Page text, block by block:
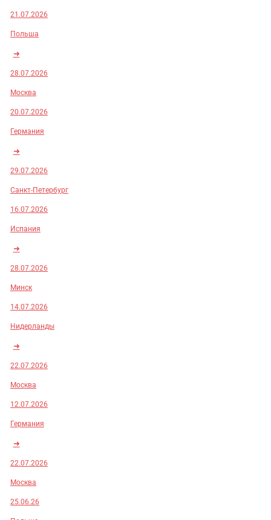
21.07.2026
Польша
➜
28.07.2026
Москва
20.07.2026
Германия
➜
29.07.2026
Санкт-Петербург
16.07.2026
Испания
➜
28.07.2026
Минск
14.07.2026
Нидерланды
➜
22.07.2026
Москва
12.07.2026
Германия
➜
22.07.2026
Москва
25.06.26